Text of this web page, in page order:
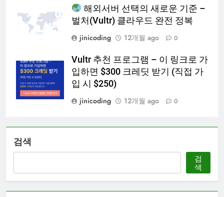
해외서버 선택의 새로운 기준 –
벌처(Vultr) 클라우드 완전 정복
jinicoding
12개월 ago 0
Vultr 추천 프로그램 – 이 링크로 가
입하면 $300 크레딧 받기 (직접 가
입 시 $250)
jinicoding
12개월 ago 0
검색
검
색